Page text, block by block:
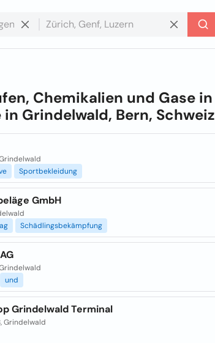
Chemikalien und Gase in
in Grindelwald, Bern, Schweiz
Sportbekleidung
GmbH
Schädlingsbekämpfung
und
Grindelwald Terminal
Grindelwald